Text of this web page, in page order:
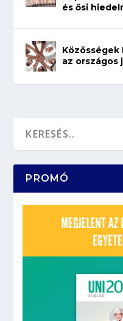
és ősi
Közösségek
az országos
PROMÓ